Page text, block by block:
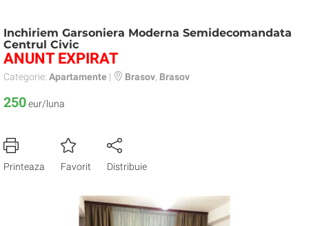
Inchiriem Garsoniera Moderna Semidecomandata
Centrul Civic
ANUNT EXPIRAT
Categorie: Apartamente | Brasov Brasov
250eur/luna
Printeaza Favorit Distribuie